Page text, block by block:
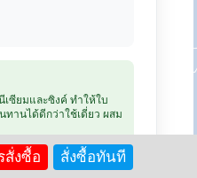
ซียมและซิงค์ ทำให้ใบ
ทานได้ดีกว่าใช้เดี่ยว ผสม
าท | ฮิวมิค 1kg:
สั่งซื้อ สั่งซื้อทันที